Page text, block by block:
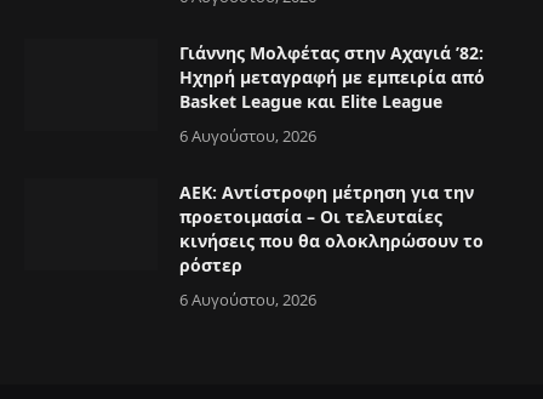
Γιάννης Μολφέτας στην Αχαγιά ’82:
Ηχηρή μεταγραφή με εμπειρία από
Basket League και Elite League
6 Αυγούστου, 2026
ΑΕΚ: Αντίστροφη μέτρηση για την
προετοιμασία – Οι τελευταίες
κινήσεις που θα ολοκληρώσουν το
ρόστερ
6 Αυγούστου, 2026